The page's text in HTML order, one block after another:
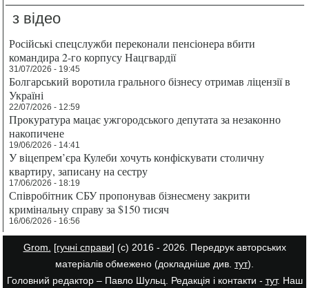
з відео
Російські спецслужби переконали пенсіонера вбити
командира 2-го корпусу Нацгвардії
31/07/2026 - 19:45
Болгарський воротила грального бізнесу отримав ліцензії в
Україні
22/07/2026 - 12:59
Прокуратура мацає ужгородського депутата за незаконно
накопичене
19/06/2026 - 14:41
У віцепрем’єра Кулеби хочуть конфіскувати столичну
квартиру, записану на сестру
17/06/2026 - 18:19
Співробітник СБУ пропонував бізнесмену закрити
кримінальну справу за $150 тисяч
16/06/2026 - 16:56
Grom. [гучні справи] (с) 2016 - 2026. Передрук авторських
матеріалів обмежено (докладніше див. тут).
Головний редактор – Павло Шульц. Редакція і контакти - тут. Наш